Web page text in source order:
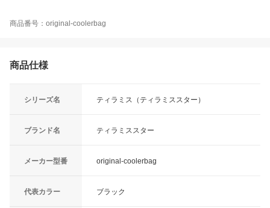
商品番号：original-coolerbag
商品仕様
シリーズ名 ティラミス（ティラミススター）
ブランド名 ティラミススター
メーカー型番 original-coolerbag
代表カラー ブラック